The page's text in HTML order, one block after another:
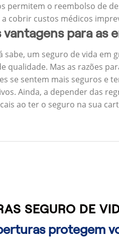
permitem o reembolso de
cobrir custos médicos
vantagens para as
sabe, um seguro de vida
qualidade. Mas as razões
se sentem mais seguros e
Ainda, a depender das
ao ter o seguro na sua
SEGURO DE
protegem